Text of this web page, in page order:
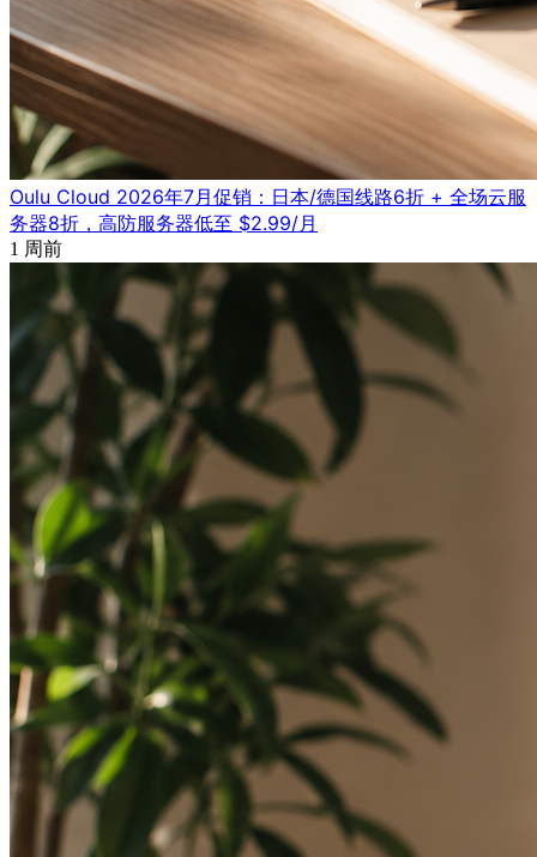
Oulu Cloud 2026年7月促销：日本/德国线路6折 + 全场云服
务器8折，高防服务器低至 $2.99/月
1 周前